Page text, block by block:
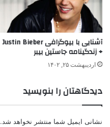
آشنایی با بیوگرافی Justin Bieber
+ زندگینامه جاستین بیبر
اردیبهشت ۲۵, ۱۴۰۲
دیدگاهتان را بنویسید
نشانی ایمیل شما منتشر نخواهد شد.